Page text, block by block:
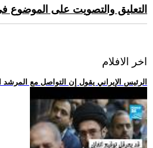
التعليق والتصويت على الموضوع
اخر الافلام
.. الرئيس الإيراني يقول إن التواصل مع